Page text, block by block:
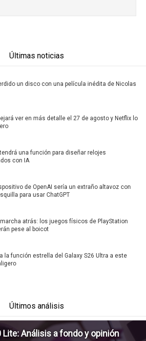
Últimas noticias
un disco con una película inédita de Nicolas
ver en más detalle el 27 de agosto y Netflix lo
una función para diseñar relojes
con IA
de OpenAI sería un extraño altavoz con
para usar ChatGPT
atrás: los juegos físicos de PlayStation
pese al boicot
la función estrella del Galaxy S26 Ultra a este
Últimos análisis
Lite: Análisis a fondo y opinión